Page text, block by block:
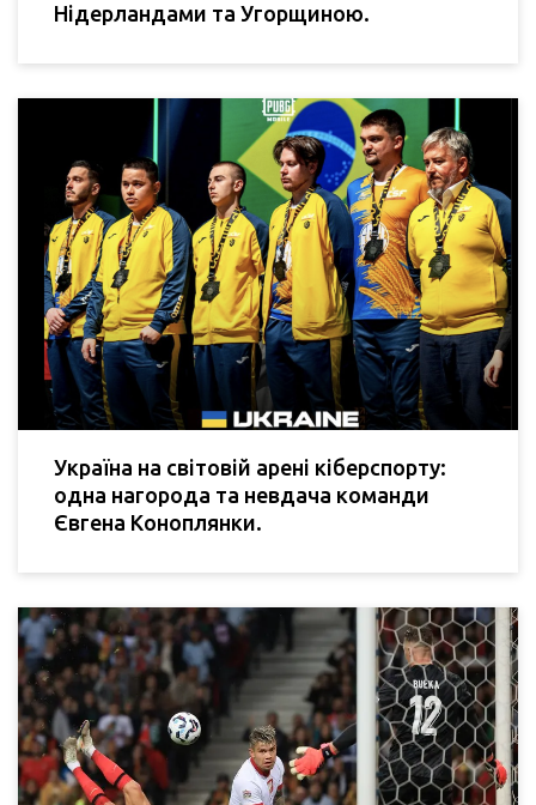
Нідерландами та Угорщиною.
Україна на світовій арені кіберспорту:
одна нагорода та невдача команди
Євгена Коноплянки.